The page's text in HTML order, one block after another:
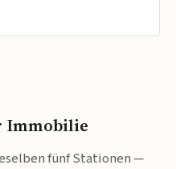
Immobilie
fünf Stationen —